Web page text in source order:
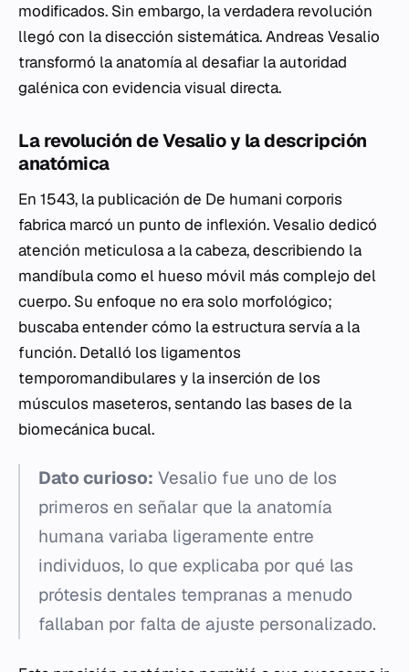
modificados. Sin embargo, la verdadera revolución
llegó con la disección sistemática. Andreas Vesalio
transformó la anatomía al desafiar la autoridad
galénica con evidencia visual directa.
La revolución de Vesalio y la descripción
anatómica
En 1543, la publicación de De humani corporis
fabrica marcó un punto de inflexión. Vesalio dedicó
atención meticulosa a la cabeza, describiendo la
mandíbula como el hueso móvil más complejo del
cuerpo. Su enfoque no era solo morfológico;
buscaba entender cómo la estructura servía a la
función. Detalló los ligamentos
temporomandibulares y la inserción de los
músculos maseteros, sentando las bases de la
biomecánica bucal.
Dato curioso: Vesalio fue uno de los
primeros en señalar que la anatomía
humana variaba ligeramente entre
individuos, lo que explicaba por qué las
prótesis dentales tempranas a menudo
fallaban por falta de ajuste personalizado.